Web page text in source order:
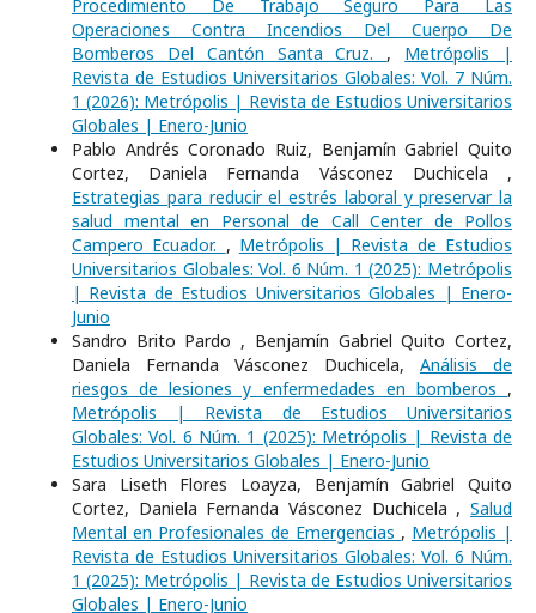
Procedimiento De Trabajo Seguro Para Las
Operaciones Contra Incendios Del Cuerpo De
Bomberos Del Cantón Santa Cruz. , Metrópolis |
Revista de Estudios Universitarios Globales: Vol. 7 Núm.
1 (2026): Metrópolis | Revista de Estudios Universitarios
Globales | Enero-Junio
Pablo Andrés Coronado Ruiz, Benjamín Gabriel Quito
Cortez, Daniela Fernanda Vásconez Duchicela ,
Estrategias para reducir el estrés laboral y preservar la
salud mental en Personal de Call Center de Pollos
Campero Ecuador. , Metrópolis | Revista de Estudios
Universitarios Globales: Vol. 6 Núm. 1 (2025): Metrópolis
| Revista de Estudios Universitarios Globales | Enero-
Junio
Sandro Brito Pardo , Benjamín Gabriel Quito Cortez,
Daniela Fernanda Vásconez Duchicela, Análisis de
riesgos de lesiones y enfermedades en bomberos ,
Metrópolis | Revista de Estudios Universitarios
Globales: Vol. 6 Núm. 1 (2025): Metrópolis | Revista de
Estudios Universitarios Globales | Enero-Junio
Sara Liseth Flores Loayza, Benjamín Gabriel Quito
Cortez, Daniela Fernanda Vásconez Duchicela , Salud
Mental en Profesionales de Emergencias , Metrópolis |
Revista de Estudios Universitarios Globales: Vol. 6 Núm.
1 (2025): Metrópolis | Revista de Estudios Universitarios
Globales | Enero-Junio